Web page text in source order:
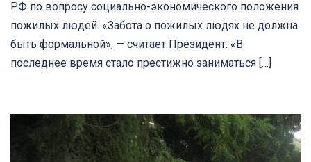
РФ по вопросу социально-экономического положения
пожилых людей. «Забота о пожилых людях не должна
быть формальной», — считает Президент. «В
последнее время стало престижно заниматься […]